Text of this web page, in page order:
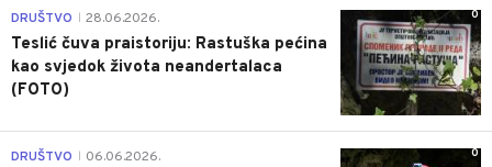
0
DRUŠTVO 28.06.2026.
Teslić čuva praistoriju: Rastuška pećina
kao svjedok života neandertalaca
(FOTO)
0
DRUŠTVO 06.06.2026.